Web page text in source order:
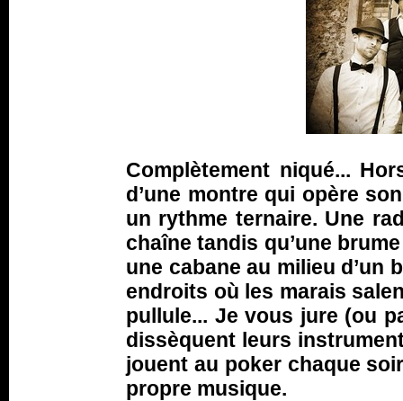
Complètement niqué...
d’une montre qui opère
un rythme ternaire. Une
chaîne tandis qu’une
une cabane au milieu d’un
endroits où les marais
pullule... Je vous jure (ou
dissèquent leurs
jouent au poker chaque
propre musique.